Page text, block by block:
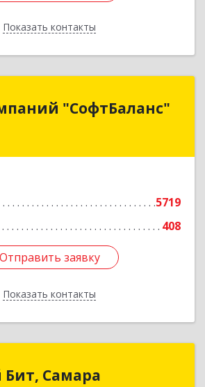
Показать контакты
Назад
"СофтБаланс"
5719
408
Отправить заявку
Показать контакты
"СофтБаланс"
Петербург г, Заневский пр-кт,
Отправить заявку
Назад
Самара
Бит, Самара